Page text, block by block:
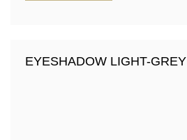
EYESHADOW LIGHT-GREY